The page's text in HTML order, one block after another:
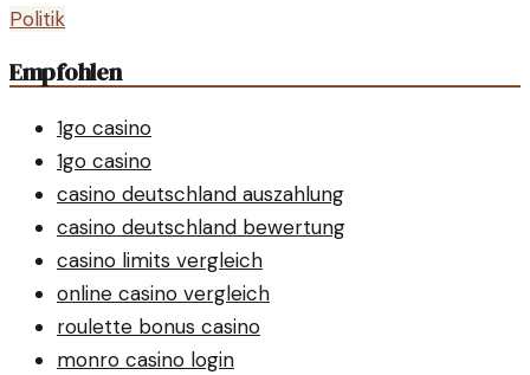
Politik
Empfohlen
1go casino
1go casino
casino deutschland auszahlung
casino deutschland bewertung
casino limits vergleich
online casino vergleich
roulette bonus casino
monro casino login